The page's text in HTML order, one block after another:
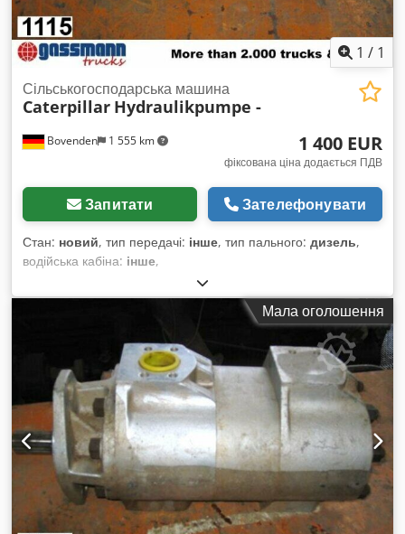
1 / 1
Bovenden 1 555 km
Сільськогосподарська машина
Caterpillar Hydraulikpumpe -
1 400 EUR
фіксована ціна додається ПДВ
Запитати Зателефонувати
Стан: новий, тип передачі: інше, тип пального: дизель,
водійська кабіна: інше,
Мала оголошення